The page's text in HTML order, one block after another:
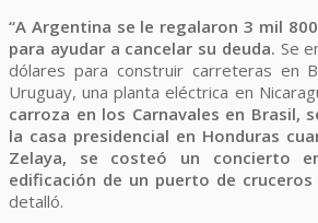
“A Argentina se le regalaron 3 mil
para ayudar a cancelar su deuda. Se
dólares para construir carreteras en
Uruguay, una planta eléctrica en
carroza en los Carnavales en Brasil,
la casa presidencial en Honduras
Zelaya, se costeó un concierto
edificación de un puerto de cruceros
detalló.